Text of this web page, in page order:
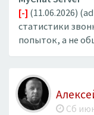
[-] (11.06.2026)
статистики
попыток, а не
Сб